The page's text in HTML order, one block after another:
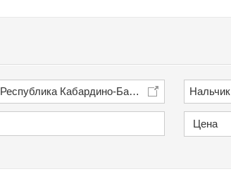
Республика Кабардино-Балкария Нальчик
Цена